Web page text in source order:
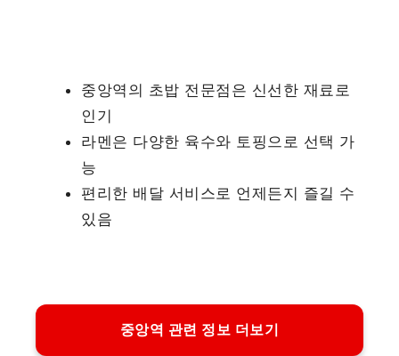
중앙역의 초밥 전문점은 신선한 재료로
인기
라멘은 다양한 육수와 토핑으로 선택 가
능
편리한 배달 서비스로 언제든지 즐길 수
있음
중앙역 관련 정보 더보기